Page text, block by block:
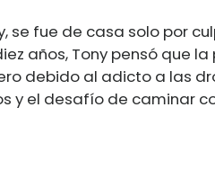
se fue de casa solo por
años, Tony pensó que
debido al adicto a las
y el desafío de caminar